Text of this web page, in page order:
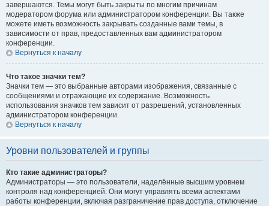
завершаются. Темы могут быть закрыты по многим причинам
модератором форума или администратором конференции. Вы также
можете иметь возможность закрывать созданные вами темы, в
зависимости от прав, предоставленных вам администратором
конференции.
Вернуться к началу
Что такое значки тем?
Значки тем — это выбранные авторами изображения, связанные с
сообщениями и отражающие их содержание. Возможность
использования значков тем зависит от разрешений, установленных
администратором конференции.
Вернуться к началу
Уровни пользователей и группы
Кто такие администраторы?
Администраторы — это пользователи, наделённые высшим уровнем
контроля над конференцией. Они могут управлять всеми аспектами
работы конференции, включая разграничение прав доступа, отключение